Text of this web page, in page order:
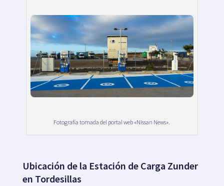
Fotografía tomada del portal web «Nissan News».
Ubicación de la Estación de Carga Zunder
en Tordesillas